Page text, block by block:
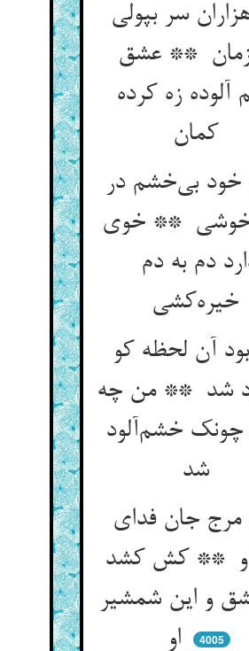
سر بپولی
** عشق
زه کرده
کمان
بی‌خشم در
** خوی
دم به دم
آن لحظه کو
شد ** من چه
چونک خشم‌آلود
شد
جان فدای
** کش کشد
و این شمشیر
او
4005